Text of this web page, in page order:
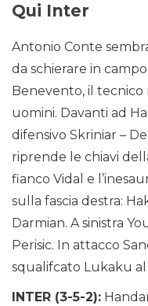
Qui Inter
Antonio Conte
da schierare in
Benevento, il
uomini. Davanti ad
difensivo Skriniar –
riprende le chiavi
fianco Vidal e
sulla fascia destra:
Darmian. A sinistra
Perisic. In attacco
squalifcato Lukaku
INTER (3-5-2):